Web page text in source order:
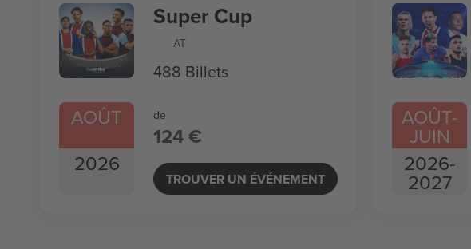
AOÛT
2026
Super Cup
AT
488 Billets
de
124 €
TROUVER UN ÉVÉNEMENT
AOÛT-
JUIN
2026-
2027